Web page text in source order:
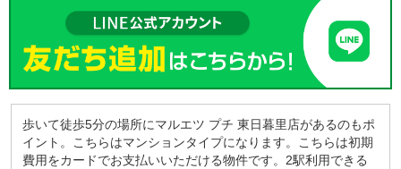
歩いて徒歩5分の場所にマルエツ プチ 東日暮里店があるのもポ
イント。こちらはマンションタイプになります。こちらは初期
費用をカードでお支払いいただける物件です。2駅利用できる